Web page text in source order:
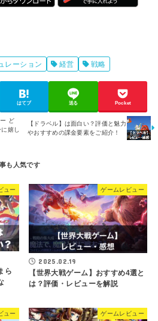
レーション 経営 戦略
はてブ 送る Pocket
ど
嬉し
【ドラベル】は面白い？評価と魅力
やおすすめの課金要素をご紹介！
ュー
ら
ゲームレビュー
2025.02.19
【世界大戦ゲーム】おすすめ4選と
は？評価・レビューを解説
ュー ゲームレビュー